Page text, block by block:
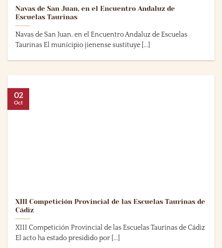
Navas de San Juan, en el Encuentro Andaluz de
Escuelas Taurinas
Navas de San Juan, en el Encuentro Andaluz de Escuelas
Taurinas El municipio jienense sustituye [...]
XIII Competición Provincial de las Escuelas Taurinas de
Cádiz
XIII Competición Provincial de las Escuelas Taurinas de Cádiz
El acto ha estado presidido por [...]
02
Oct